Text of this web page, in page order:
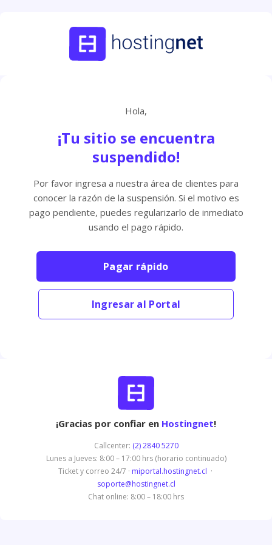
Hola,
¡Tu sitio se encuentra
suspendido!
Por favor ingresa a nuestra área de clientes para
conocer la razón de la suspensión. Si el motivo es
pago pendiente, puedes regularizarlo de inmediato
usando el pago rápido.
Pagar rápido
Ingresar al Portal
¡Gracias por confiar en Hostingnet!
Callcenter: (2) 2840 5270
Lunes a Jueves: 8:00 – 17:00 hrs (horario continuado)
Ticket y correo 24/7 · miportal.hostingnet.cl ·
soporte@hostingnet.cl
Chat online: 8:00 – 18:00 hrs